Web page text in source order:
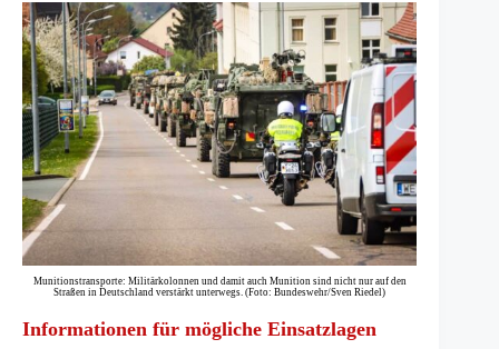
Munitionstransporte: Militärkolonnen und damit auch Munition sind nicht nur auf den
Straßen in Deutschland verstärkt unterwegs. (Foto: Bundeswehr/Sven Riedel)
Informationen für mögliche Einsatzlagen